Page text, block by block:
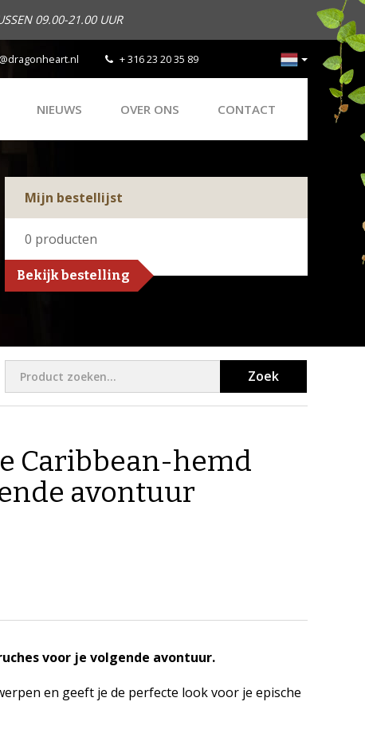
09.00-21.00 UUR
+ 316 23 20 35 89
NIEUWS OVER ONS CONTACT
Mijn bestellijst
0 producten
Bekijk bestelling
Zoek
Caribbean-hemd
avontuur
voor je volgende avontuur.
en geeft je de perfecte look voor je epische